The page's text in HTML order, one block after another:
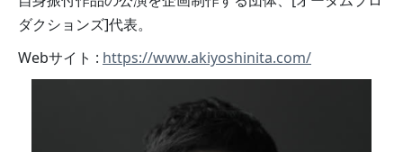
ダクションズ]代表。
Webサイト : https://www.akiyoshinita.com/